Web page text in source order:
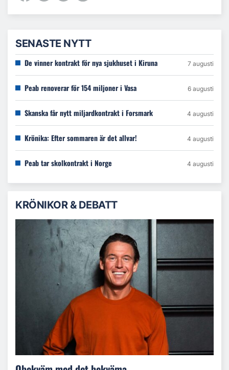
SENASTE NYTT
De vinner kontrakt för nya sjukhuset i Kiruna 7 augusti
Peab renoverar för 154 miljoner i Vasa 6 augusti
Skanska får nytt miljardkontrakt i Forsmark 4 augusti
Krönika: Efter sommaren är det allvar! 4 augusti
Peab tar skolkontrakt i Norge 4 augusti
KRÖNIKOR & DEBATT